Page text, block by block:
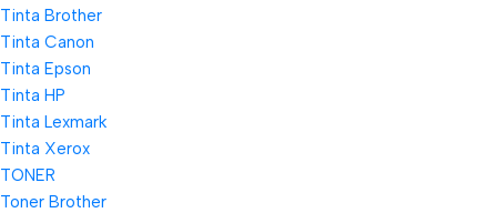
Tinta Brother
Tinta Canon
Tinta Epson
Tinta HP
Tinta Lexmark
Tinta Xerox
TONER
Toner Brother